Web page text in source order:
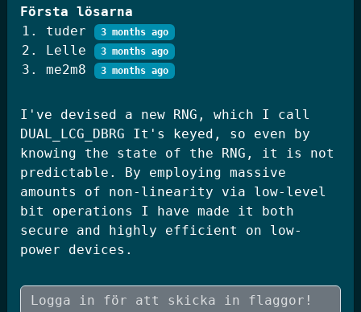
GiffelBanken Valv 2
Knäck Koden 2025
JWT Blog
SSM 2026 Kval
19 lösare
Skógræktin
I've devised a new RNG, which I call
DUAL_LCG_DBRG It's keyed, so even by
knowing the state of the RNG, it is not
predictable. By employing massive
amounts of non-linearity via low-level
bit operations I have made it both
secure and highly efficient on low-
power devices.
Första lösarna
tuder
3 months ago
Lelle 3 months ago
me2m8 3 months ago